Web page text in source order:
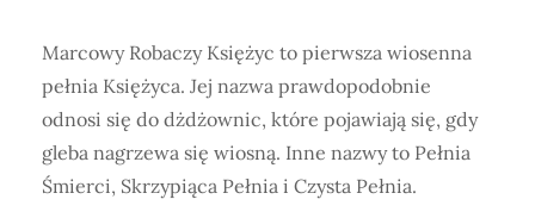
Marcowy Robaczy Księżyc to pierwsza wiosenna
pełnia Księżyca. Jej nazwa prawdopodobnie
odnosi się do dżdżownic, które pojawiają się, gdy
gleba nagrzewa się wiosną. Inne nazwy to Pełnia
Śmierci, Skrzypiąca Pełnia i Czysta Pełnia.